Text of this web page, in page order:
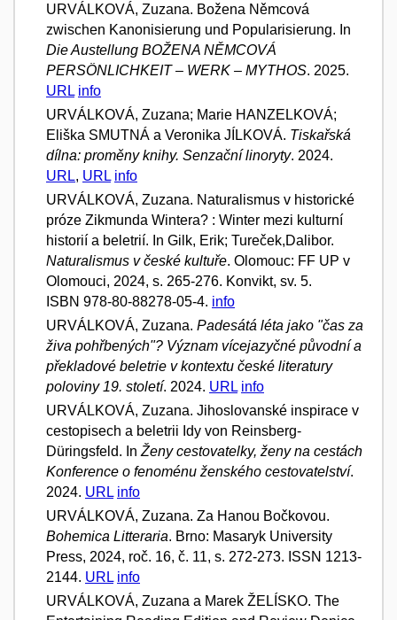
URVÁLKOVÁ, Zuzana. Božena Němcová
zwischen Kanonisierung und Popularisierung. In
Die Austellung BOŽENA NĚMCOVÁ
PERSÖNLICHKEIT – WERK – MYTHOS. 2025.
URL info
URVÁLKOVÁ, Zuzana; Marie HANZELKOVÁ;
Eliška SMUTNÁ a Veronika JÍLKOVÁ. Tiskařská
dílna: proměny knihy. Senzační linoryty. 2024.
URL, URL info
URVÁLKOVÁ, Zuzana. Naturalismus v historické
próze Zikmunda Wintera? : Winter mezi kulturní
historií a beletrií. In Gilk, Erik; Tureček,Dalibor.
Naturalismus v české kultuře. Olomouc: FF UP v
Olomouci, 2024, s. 265-276. Konvikt, sv. 5.
ISBN 978-80-88278-05-4. info
URVÁLKOVÁ, Zuzana. Padesátá léta jako "čas za
živa pohřbených"? Význam vícejazyčné původní a
překladové beletrie v kontextu české literatury
poloviny 19. století. 2024. URL info
URVÁLKOVÁ, Zuzana. Jihoslovanské inspirace v
cestopisech a beletrii Idy von Reinsberg-
Düringsfeld. In Ženy cestovatelky, ženy na cestách
Konference o fenoménu ženského cestovatelství.
2024. URL info
URVÁLKOVÁ, Zuzana. Za Hanou Bočkovou.
Bohemica Litteraria. Brno: Masaryk University
Press, 2024, roč. 16, č. 11, s. 272-273. ISSN 1213-
2144. URL info
URVÁLKOVÁ, Zuzana a Marek ŽELÍSKO. The